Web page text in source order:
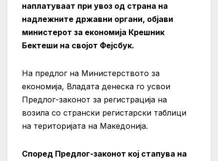
наплатуваат при увоз од страна на
надлежните државни органи, објави
министерот за економија Крешник
Бектеши на својот Фејсбук.
На предлог на Министерството за
економија, Владата денеска го усвои
Предлог-законот за регистрација на
возила со странски регистарски таблици
на територијата на Македонија.
Според Предлог-законот кој стапува на